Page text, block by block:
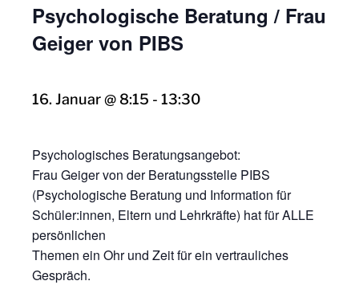
Psychologische Beratung / Frau
Geiger von PIBS
16. Januar @ 8:15 - 13:30
Psychologisches Beratungsangebot:
Frau Geiger von der Beratungsstelle PIBS
(Psychologische Beratung und Information für
Schüler:innen, Eltern und Lehrkräfte) hat für ALLE
persönlichen
Themen ein Ohr und Zeit für ein vertrauliches
Gespräch.